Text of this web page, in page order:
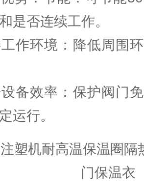
是否连续工作。
环境：降低周围环
效率：保护阀门免
运行。